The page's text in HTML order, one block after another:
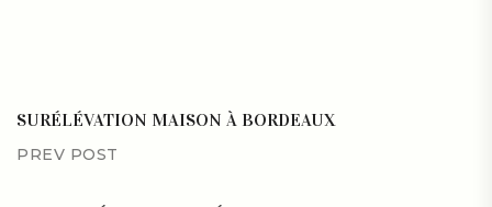
SURÉLÉVATION MAISON À BORDEAUX
PREV POST